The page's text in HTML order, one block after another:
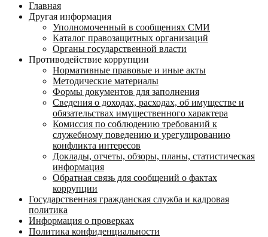
Главная
Другая информация
Уполномоченный в сообщениях СМИ
Каталог правозащитных организаций
Органы государственной власти
Противодействие коррупции
Нормативные правовые и иные акты
Методические материалы
Формы документов для заполнения
Сведения о доходах, расходах, об имуществе и
обязательствах имущественного характера
Комиссия по соблюдению требований к
служебному поведению и урегулированию
конфликта интересов
Доклады, отчеты, обзоры, планы, статистическая
информация
Обратная связь для сообщений о фактах
коррупции
Государственная гражданская служба и кадровая
политика
Информация о проверках
Политика конфиденциальности